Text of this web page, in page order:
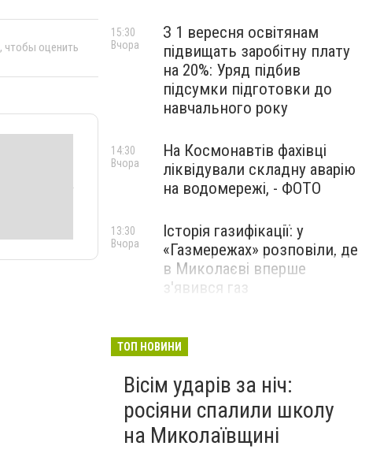
, чтобы оценить
З 1 вересня освітянам
підвищать заробітну плату
на 20%: Уряд підбив
підсумки підготовки до
навчального року
15:30
Вчора
На Космонавтів фахівці
ліквідували складну аварію
на водомережі, - ФОТО
14:30
Вчора
Історія газифікації: у
«Газмережах» розповіли, де
в Миколаєві вперше
з'явився газ
13:30
Вчора
Миколаєві 2026: шукаємо
перезавантаження
ПАРТНЕРСЬКИЙ СПЕЦПРОЄКТ
Вчора
ТОП НОВИНИ
Вісім ударів за ніч:
росіяни спалили школу
на Миколаївщині